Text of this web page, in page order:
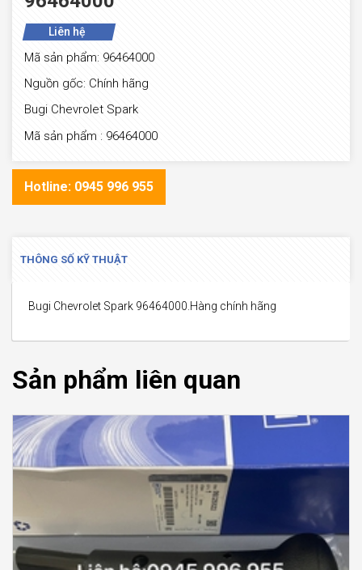
Liên hệ
Mã sản phẩm: 96464000
Nguồn gốc: Chính hãng
Bugi Chevrolet Spark
Mã sản phẩm : 96464000
Hotline: 0945 996 955
THÔNG SỐ KỸ THUẬT
Bugi Chevrolet Spark 96464000.Hàng chính hãng
Sản phẩm liên quan